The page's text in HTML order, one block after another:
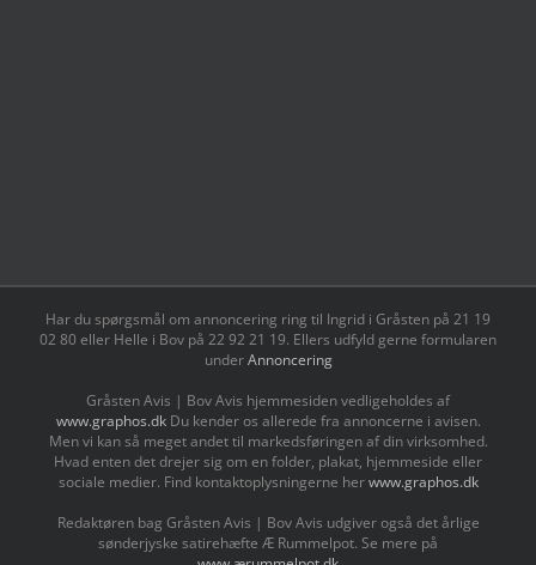
Har du spørgsmål om annoncering ring til Ingrid i Gråsten på 21 19
02 80 ‬eller Helle i Bov på 22 92 21 19‬. Ellers udfyld gerne formularen
underAnnoncering
Gråsten Avis | Bov Avis hjemmesiden vedligeholdes af
www.graphos.dk Du kender os allerede fra annoncerne i avisen.
Men vi kan så meget andet til markedsføringen af din virksomhed.
Hvad enten det drejer sig om en folder, plakat, hjemmeside eller
sociale medier. Find kontaktoplysningerne herwww.graphos.dk
Redaktøren bag Gråsten Avis | Bov Avis udgiver også det årlige
sønderjyske satirehæfte Æ Rummelpot. Se mere på